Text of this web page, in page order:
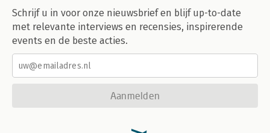
Schrijf u in voor onze nieuwsbrief en blijf up-to-date
met relevante interviews en recensies, inspirerende
events en de beste acties.
Aanmelden